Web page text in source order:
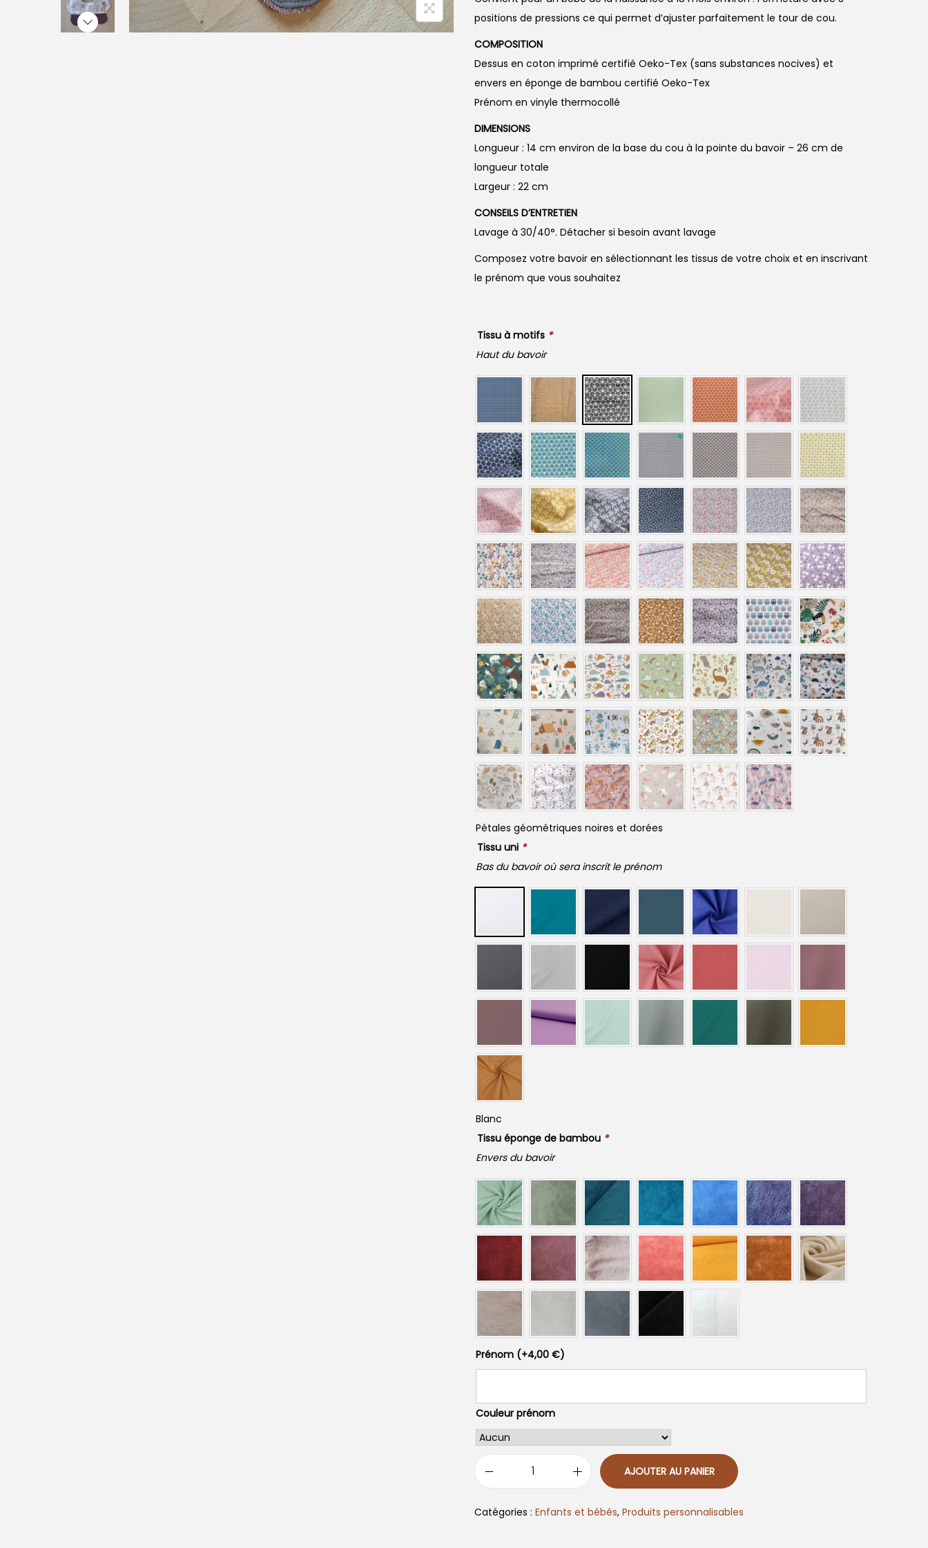
positions de pressions ce qui permet d’ajuster parfaitement le tour de cou.
COMPOSITION
Dessus en coton imprimé certifié Oeko-Tex (sans substances nocives) et
envers en éponge de bambou certifié Oeko-Tex
Prénom en vinyle thermocollé
DIMENSIONS
Longueur : 14 cm environ de la base du cou à la pointe du bavoir – 26 cm de
longueur totale
Largeur : 22 cm
CONSEILS D’ENTRETIEN
Lavage à 30/40°. Détacher si besoin avant lavage
Composez votre bavoir en sélectionnant les tissus de votre choix et en inscrivant
le prénom que vous souhaitez
Tissu à motifs *
Haut du bavoir
Pétales géométriques noires et dorées
Tissu uni *
Bas du bavoir où sera inscrit le prénom
Blanc
Tissu éponge de bambou *
Envers du bavoir
Prénom (+4,00 €)
Couleur prénom
a
AJOUTER AU PANIER
Catégories : Enfants et bébés, Produits personnalisables